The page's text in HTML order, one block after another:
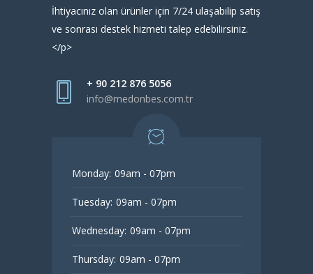
İhtiyacınız olan ürünler için 7/24 ulaşabilip satış
ve sonrası destek hizmeti talep edebilirsiniz.
</p>
+ 90 212 876 5056
info@medonbes.com.tr
Monday: 09am - 07pm
Tuesday: 09am - 07pm
Wednesday: 09am - 07pm
Thursday: 09am - 07pm